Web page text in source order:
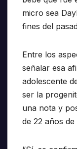
micro sea
fines del
Entre los
señalar esa
adolescente
ser la
una nota y
de 22 años de